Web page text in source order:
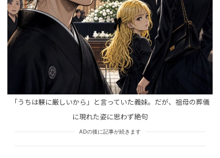
tend Editorial Team
「私、離婚したの」自慢話ばかりの男と離婚した友人。
その離婚した男が、突然私の家に…一体なぜ？
TREND（トレンド深堀）
STORY
tend Editorial Team
「うちは躾に厳しいから」と言っていた義妹。だが、祖母の葬儀
に現れた姿に思わず絶句
ADの後に記事が続きます